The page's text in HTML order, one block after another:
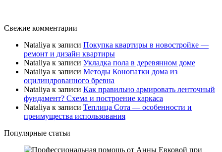
Свежие комментарии
Nataliya к записи Покупка квартиры в новостройке —
ремонт и дизайн квартиры
Nataliya к записи Укладка пола в деревянном доме
Nataliya к записи Методы Конопатки дома из
оцилиндрованного бревна
Nataliya к записи Как правильно армировать ленточный
фундамент? Схема и построение каркаса
Nataliya к записи Теплица Сота — особенности и
преимущества использования
Популярные статьи